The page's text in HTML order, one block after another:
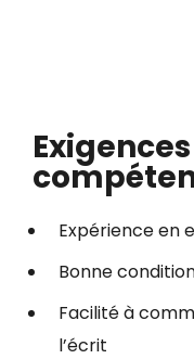
Expérience en
Bonne
Facilité à
l’écrit